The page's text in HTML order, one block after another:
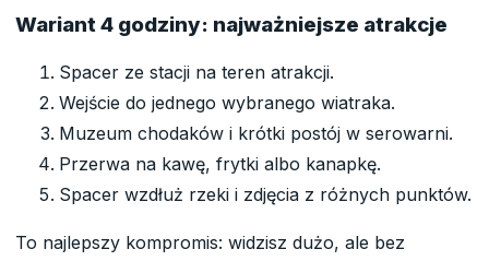
Wariant 4 godziny: najważniejsze atrakcje
Spacer ze stacji na teren atrakcji.
Wejście do jednego wybranego wiatraka.
Muzeum chodaków i krótki postój w serowarni.
Przerwa na kawę, frytki albo kanapkę.
Spacer wzdłuż rzeki i zdjęcia z różnych punktów.
To najlepszy kompromis: widzisz dużo, ale bez